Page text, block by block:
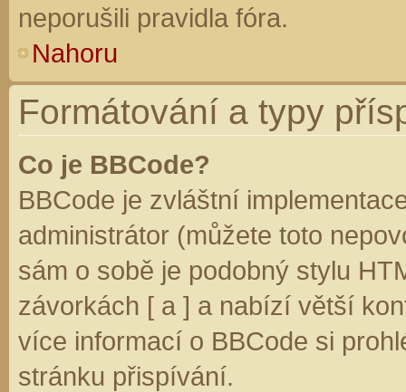
neporušili pravidla fóra.
Nahoru
Formátování a typy
Co je BBCode?
BBCode je zvláštní
administrátor (můžete toto
sám o sobě je podobný stylu
závorkách [ a ] a nabízí větší
více informací o BBCode si
stránku přispívání.